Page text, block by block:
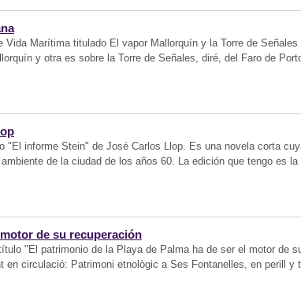
Vida Marítima titulado El vapor Mallorquín y la Torre de
y otra es sobre la Torre de Señales, diré, del Faro de
"El informe Stein" de José Carlos Llop. Es una novela corta
de la ciudad de los años 60. La edición que tengo es
de su recuperación
"El patrimonio de la Playa de Palma ha de ser el motor de
en circulació: Patrimoni etnològic a Ses Fontanelles, en perill y